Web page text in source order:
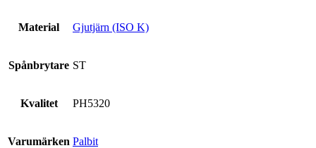
Material Gjutjärn (ISO K)
Spånbrytare ST
Kvalitet PH5320
Varumärken Palbit